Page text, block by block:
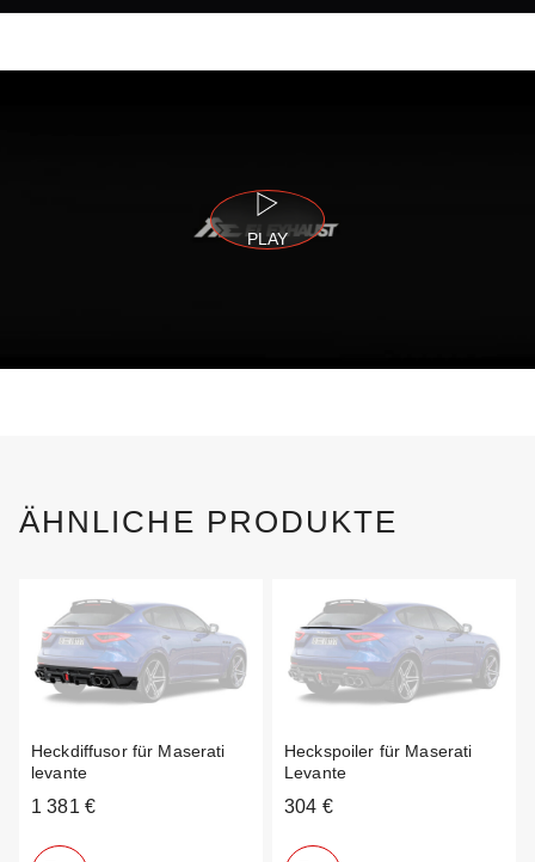
PLAY
ÄHNLICHE PRODUKTE
Heckdiffusor für Maserati
levante
1 381 €
Heckspoiler für Maserati
Levante
304 €